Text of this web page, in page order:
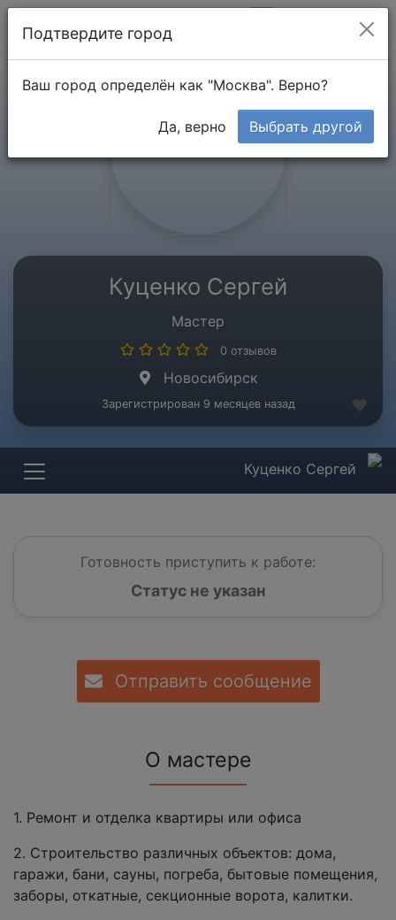
Куценко Сергей
Мастер
0 отзывов
Новосибирск
Зарегистрирован 9 месяцев назад
Куценко Сергей
Готовность приступить к работе:
Статус не указан
Отправить сообщение
О мастере
1. Ремонт и отделка квартиры или офиса
2. Строительство различных объектов: дома,
гаражи, бани, сауны, погреба, бытовые помещения,
заборы, откатные, секционные ворота, калитки.
Подтвердите город
Ваш город определён как "Москва". Верно?
Да, верно Выбрать другой